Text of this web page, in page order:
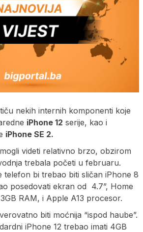
nekih internih komponenti koje
iPhone 12 serije, kao i
iPhone SE 2.
videti relativno brzo, obzirom
trebala početi u februaru.
telefon bi trebao biti sličan iPhone 8
posedovati ekran od 4.7”, Home
RAM, i Apple A13 procesor.
biti moćnija “ispod haube”.
iPhone 12 trebao imati 4GB